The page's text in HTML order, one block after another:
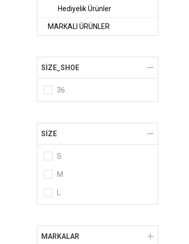
Hediyelik Ürünler
MARKALI ÜRÜNLER
SIZE_SHOE
36
SIZE
S
M
MARKALAR